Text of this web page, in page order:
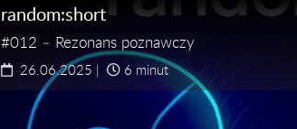
random:short
#012 – Rezonans poznawczy
26.06.2025 | 6 minut